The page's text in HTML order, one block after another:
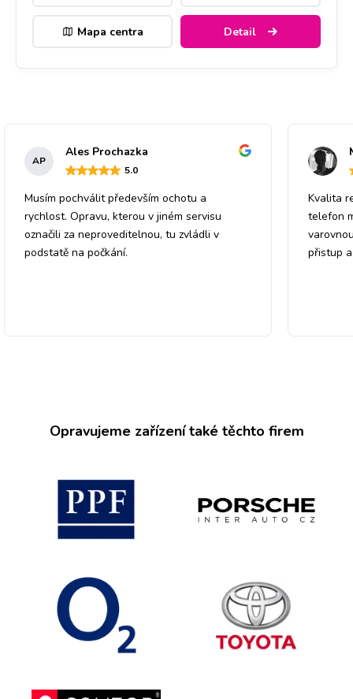
Mapa centra Detail
AP
Ales Prochazka
5.0
Musím pochválit především ochotu a
rychlost. Opravu, kterou v jiném servisu
označili za neproveditelnou, tu zvládli v
podstatě na počkání.
Kvalita
telefon
přistup
Opravujeme zařízení také těchto firem